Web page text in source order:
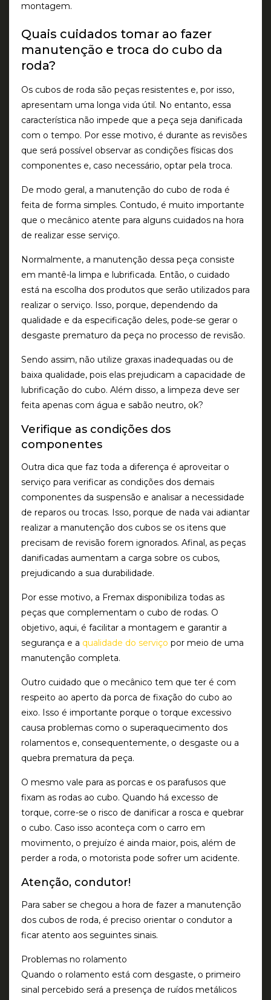
montagem.
Quais cuidados tomar ao fazer
manutenção e troca do cubo da
roda?
Os cubos de roda são peças resistentes e, por isso,
apresentam uma longa vida útil. No entanto, essa
característica não impede que a peça seja danificada
com o tempo. Por esse motivo, é durante as revisões
que será possível observar as condições físicas dos
componentes e, caso necessário, optar pela troca.
De modo geral, a manutenção do cubo de roda é
feita de forma simples. Contudo, é muito importante
que o mecânico atente para alguns cuidados na hora
de realizar esse serviço.
Normalmente, a manutenção dessa peça consiste
em mantê-la limpa e lubrificada. Então, o cuidado
está na escolha dos produtos que serão utilizados para
realizar o serviço. Isso, porque, dependendo da
qualidade e da especificação deles, pode-se gerar o
desgaste prematuro da peça no processo de revisão.
Sendo assim, não utilize graxas inadequadas ou de
baixa qualidade, pois elas prejudicam a capacidade de
lubrificação do cubo. Além disso, a limpeza deve ser
feita apenas com água e sabão neutro, ok?
Verifique as condições dos
componentes
Outra dica que faz toda a diferença é aproveitar o
serviço para verificar as condições dos demais
componentes da suspensão e analisar a necessidade
de reparos ou trocas. Isso, porque de nada vai adiantar
realizar a manutenção dos cubos se os itens que
precisam de revisão forem ignorados. Afinal, as peças
danificadas aumentam a carga sobre os cubos,
prejudicando a sua durabilidade.
Por esse motivo, a Fremax disponibiliza todas as
peças que complementam o cubo de rodas. O
objetivo, aqui, é facilitar a montagem e garantir a
segurança e a qualidade do serviço por meio de uma
manutenção completa.
Outro cuidado que o mecânico tem que ter é com
respeito ao aperto da porca de fixação do cubo ao
eixo. Isso é importante porque o torque excessivo
causa problemas como o superaquecimento dos
rolamentos e, consequentemente, o desgaste ou a
quebra prematura da peça.
O mesmo vale para as porcas e os parafusos que
fixam as rodas ao cubo. Quando há excesso de
torque, corre-se o risco de danificar a rosca e quebrar
o cubo. Caso isso aconteça com o carro em
movimento, o prejuízo é ainda maior, pois, além de
perder a roda, o motorista pode sofrer um acidente.
Atenção, condutor!
Para saber se chegou a hora de fazer a manutenção
dos cubos de roda, é preciso orientar o condutor a
ficar atento aos seguintes sinais.
Problemas no rolamento
Quando o rolamento está com desgaste, o primeiro
sinal percebido será a presença de ruídos metálicos